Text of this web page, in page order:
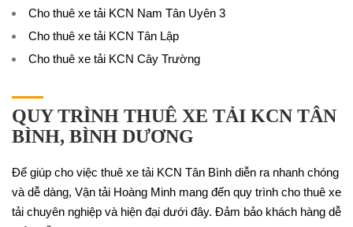
Cho thuê xe tải KCN Nam Tân Uyên 3
Cho thuê xe tải KCN Tân Lập
Cho thuê xe tải KCN Cây Trường
QUY TRÌNH THUÊ XE TẢI KCN TÂN
BÌNH, BÌNH DƯƠNG
Để giúp cho việc thuê xe tải KCN Tân Bình diễn ra nhanh chóng
và dễ dàng, Vận tải Hoàng Minh mang đến quy trình cho thuê xe
tải chuyên nghiệp và hiện đại dưới đây. Đảm bảo khách hàng dễ